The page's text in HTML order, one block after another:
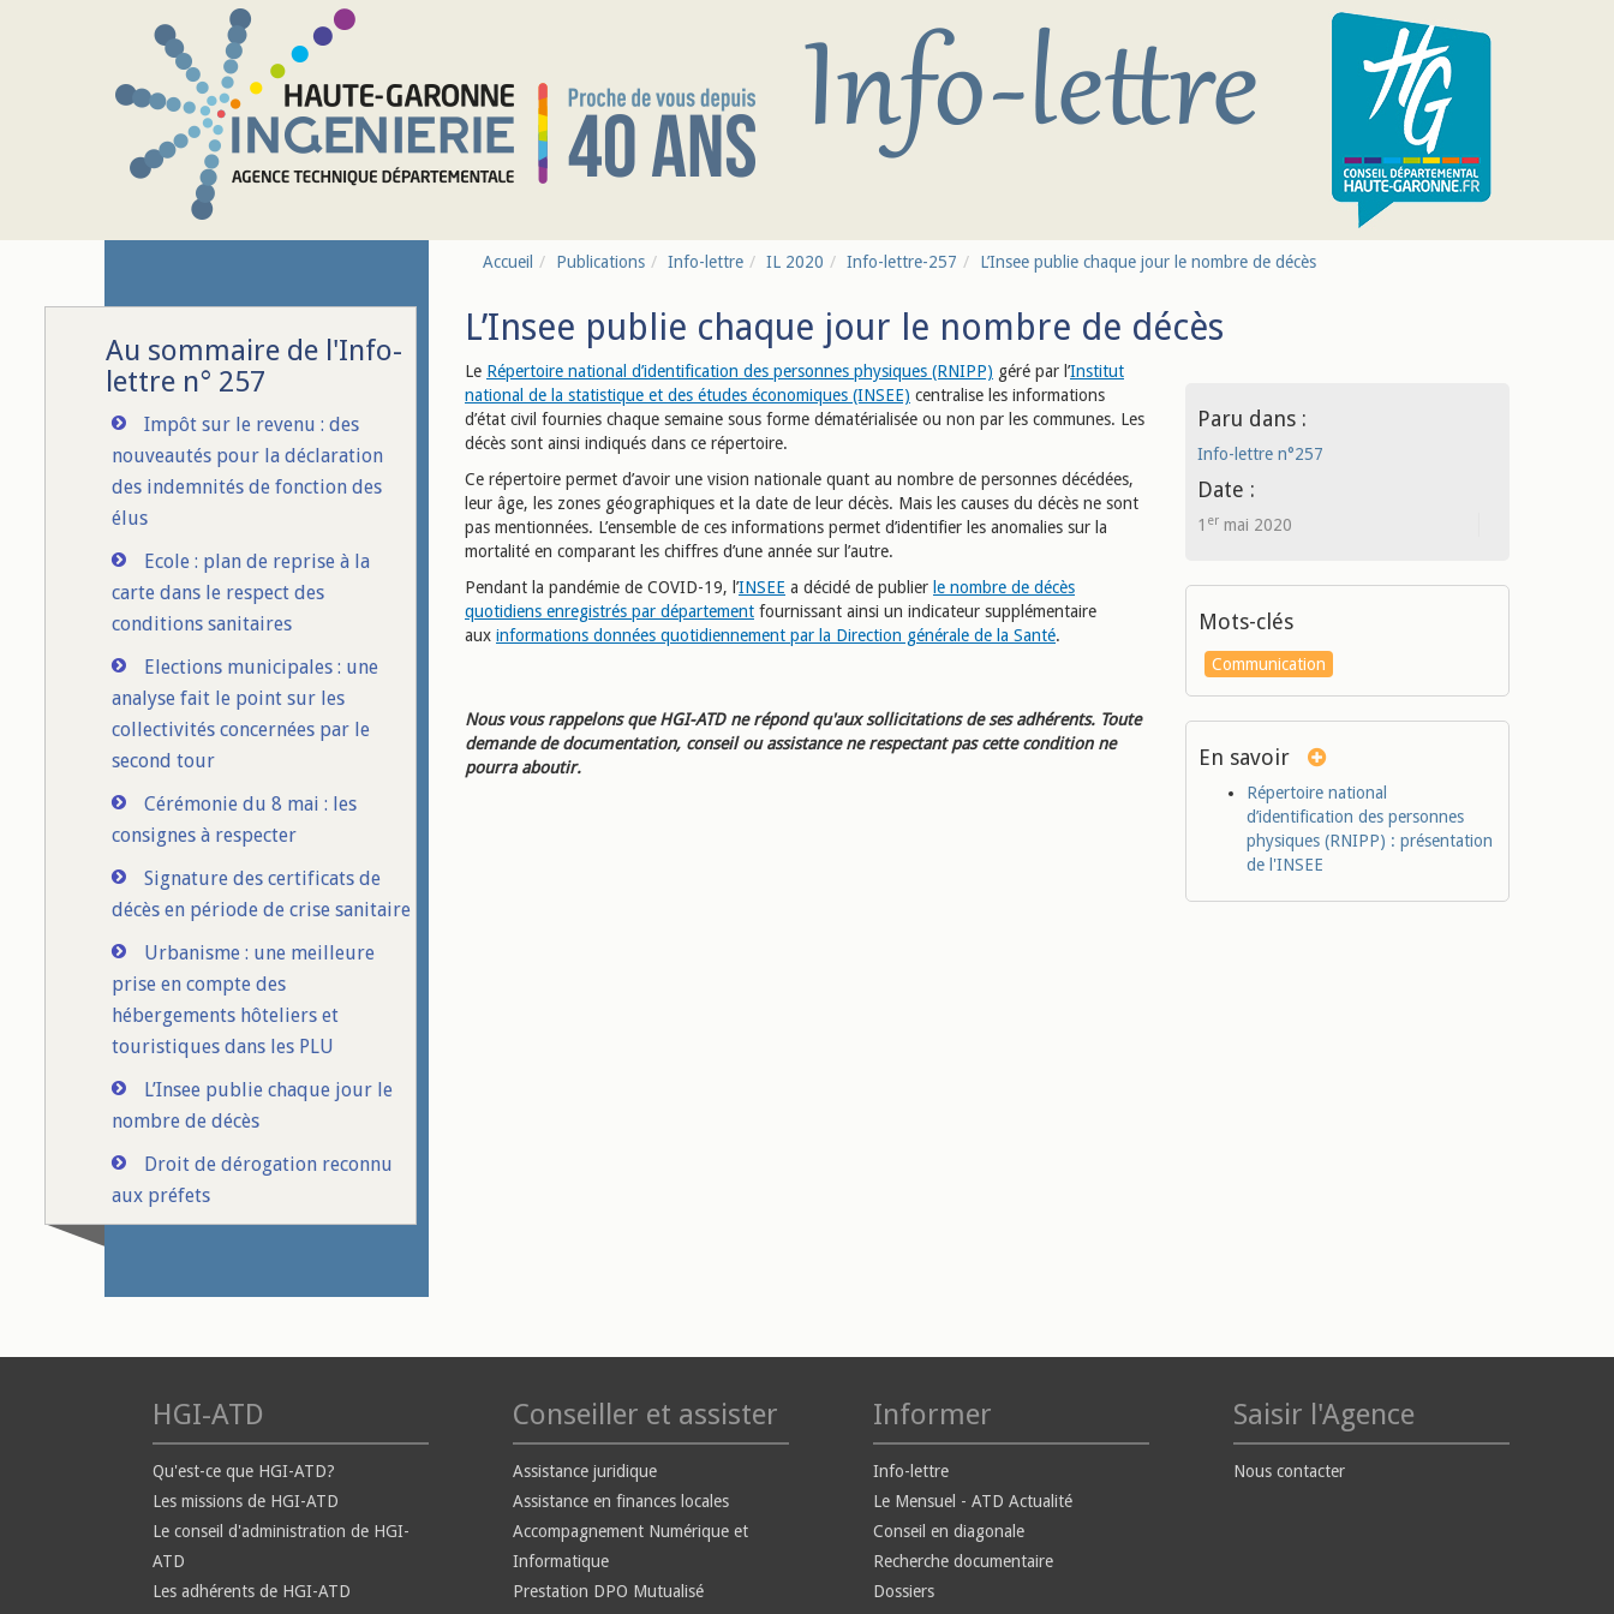
Au sommaire de l'Info-
lettre n° 257
Impôt sur le revenu : des
nouveautés pour la déclaration
des indemnités de fonction des
élus
Ecole : plan de reprise à la
carte dans le respect des
conditions sanitaires
Elections municipales : une
analyse fait le point sur les
collectivités concernées par le
second tour
Cérémonie du 8 mai : les
consignes à respecter
Signature des certificats de
décès en période de crise sanitaire
Urbanisme : une meilleure
prise en compte des
hébergements hôteliers et
touristiques dans les PLU
L’Insee publie chaque jour le
nombre de décès
Droit de dérogation reconnu
aux préfets
Accueil Publications Info-lettre IL 2020 Info-lettre-257 L’Insee publie chaque jour le nombre de décès
L’Insee publie chaque jour le nombre de décès
Le Répertoire national d’identification des personnes physiques (RNIPP) géré par l’Institut
national de la statistique et des études économiques (INSEE) centralise les informations
d’état civil fournies chaque semaine sous forme dématérialisée ou non par les communes. Les
décès sont ainsi indiqués dans ce répertoire.
Ce répertoire permet d’avoir une vision nationale quant au nombre de personnes décédées,
leur âge, les zones géographiques et la date de leur décès. Mais les causes du décès ne sont
pas mentionnées. L’ensemble de ces informations permet d’identifier les anomalies sur la
mortalité en comparant les chiffres d’une année sur l’autre.
Pendant la pandémie de COVID-19, l’INSEE a décidé de publier le nombre de décès
quotidiens enregistrés par département fournissant ainsi un indicateur supplémentaire
aux informations données quotidiennement par la Direction générale de la Santé.
Nous vous rappelons que HGI-ATD ne répond qu'aux sollicitations de ses adhérents. Toute
demande de documentation, conseil ou assistance ne respectant pas cette condition ne
pourra aboutir.
Paru dans :
Info-lettre n°257
Date :
1 ermai 2020
Mots-clés
Communication
En savoir
Répertoire national
d’identification des personnes
physiques (RNIPP) : présentation
de l'INSEE
HGI-ATD
Qu'est-ce que HGI-ATD?
Les missions de HGI-ATD
Le conseil d'administration de HGI-
ATD
Les adhérents de HGI-ATD
Conseiller et assister
Assistance juridique
Assistance en finances locales
Accompagnement Numérique et
Informatique
Prestation DPO Mutualisé
Informer
Info-lettre
Le Mensuel - ATD Actualité
Conseil en diagonale
Recherche documentaire
Dossiers
Saisir l'Agence
Nous contacter